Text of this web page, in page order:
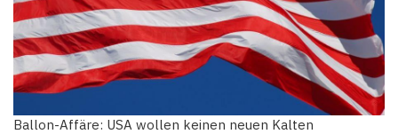
Ballon-Affäre: USA wollen keinen neuen Kalten